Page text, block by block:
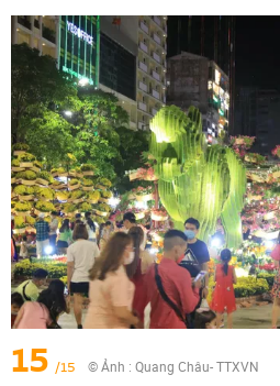
15 /15 © Ảnh : Quang Châu- TTXVN